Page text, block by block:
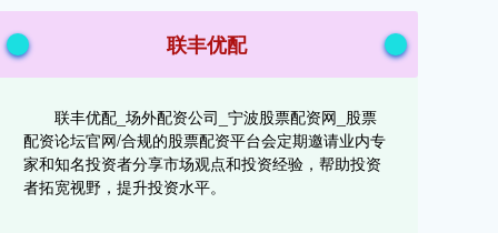
联丰优配
联丰优配_场外配资公司_宁波股票配资网_股票
配资论坛官网/合规的股票配资平台会定期邀请业内专
家和知名投资者分享市场观点和投资经验，帮助投资
者拓宽视野，提升投资水平。